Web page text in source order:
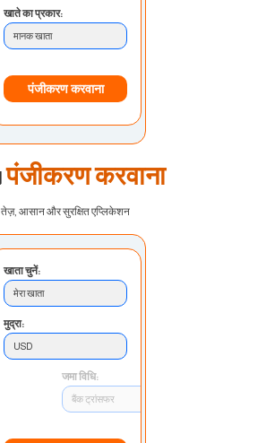
खाते का प्रकार:
मानक खाता
पंजीकरण करवाना
पंजीकरण करवाना
तेज़, आसान और सुरक्षित एप्लिकेशन
खाता चुनें:
मेरा खाता
मुद्रा:
USD